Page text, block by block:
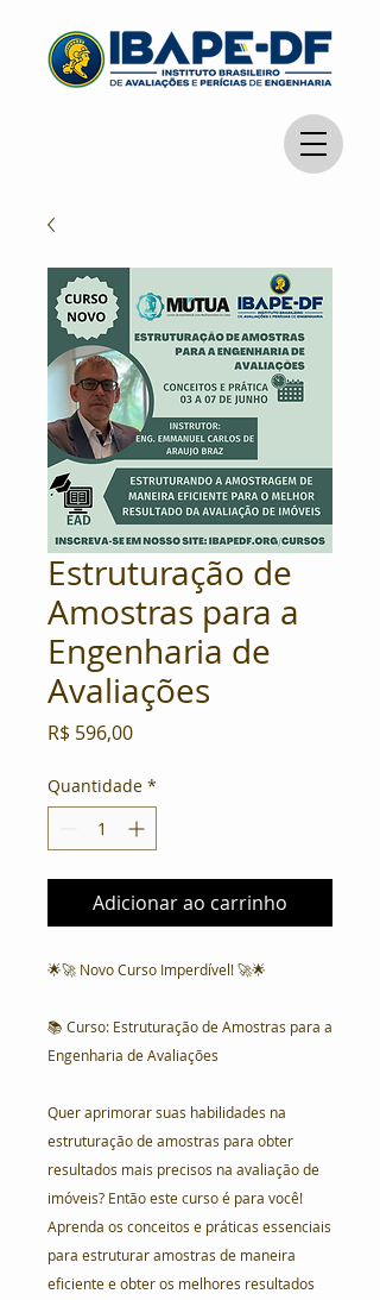
Estruturação de
Amostras para a
Engenharia de
Avaliações
R$ 596,00Preço
Quantidade *
Adicionar ao carrinho
🌟🚀 Novo Curso Imperdível! 🚀🌟
📚 Curso: Estruturação de Amostras para a
Engenharia de Avaliações
Quer aprimorar suas habilidades na
estruturação de amostras para obter
resultados mais precisos na avaliação de
imóveis? Então este curso é para você!
Aprenda os conceitos e práticas essenciais
para estruturar amostras de maneira
eficiente e obter os melhores resultados